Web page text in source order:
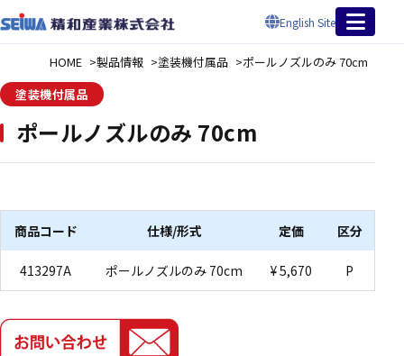
English Site
HOME 製品情報 塗装機付属品
ポールノズルのみ 70cm
塗装機付属品
ポールノズルのみ 70cm
商品コード 仕様/形式 定価 区分
413297A ポールノズルのみ 70cm ¥ 5,670 P